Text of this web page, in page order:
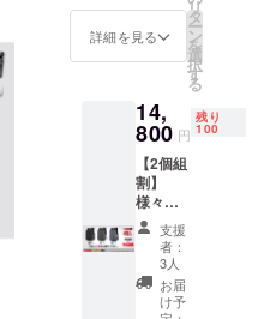
税・送
料込み
改良の
ため、
一部変
更にな
る場合
がござ
いま
す。 あ
らかじ
めご了
承願い
BLACK
・
GLAY・
BLUEの
1個をお
選びく
ださ
い。 送
料、消
費税込
みで
30%OF
9,380円
を100個
詳細を見る
リ
タ
ー
ン
を
選
択
す
る
14,
800 円
残り
100
【2個組
割】
様々な
シーン
でつか
えるス
タイ
リッ
支援
者：
3人
お届
け予